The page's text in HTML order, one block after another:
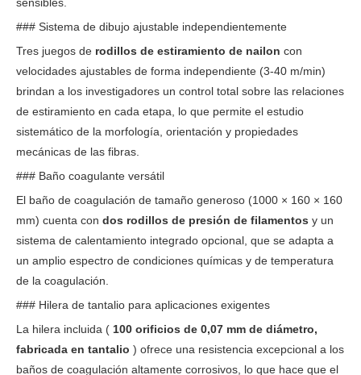
### Sistema de dibujo ajustable independientemente
Tres juegos de rodillos de estiramiento de nailon con
velocidades ajustables de forma independiente (3-40 m/min)
brindan a los investigadores un control total sobre las relaciones
de estiramiento en cada etapa, lo que permite el estudio
sistemático de la morfología, orientación y propiedades
mecánicas de las fibras.
### Baño coagulante versátil
El baño de coagulación de tamaño generoso (1000 × 160 × 160
mm) cuenta con dos rodillos de presión de filamentos y un
sistema de calentamiento integrado opcional, que se adapta a
un amplio espectro de condiciones químicas y de temperatura
de la coagulación.
### Hilera de tantalio para aplicaciones exigentes
La hilera incluida ( 100 orificios de 0,07 mm de diámetro,
fabricada en tantalio ) ofrece una resistencia excepcional a los
baños de coagulación altamente corrosivos, lo que hace que el